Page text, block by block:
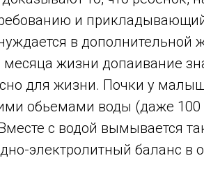
и
в дополнительной
месяца жизни допаивание
для жизни. Почки у
обьемами воды (даже 100
с водой вымывается
электролитный баланс в